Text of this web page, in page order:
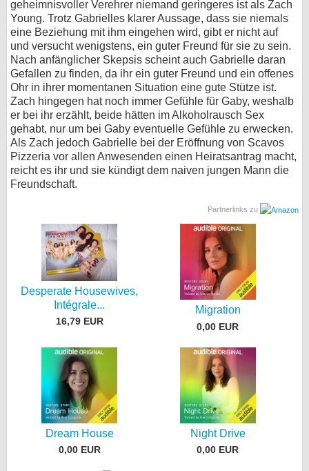
geheimnisvoller Verehrer niemand geringeres ist als Zach
Young. Trotz Gabrielles klarer Aussage, dass sie niemals
eine Beziehung mit ihm eingehen wird, gibt er nicht auf
und versucht wenigstens, ein guter Freund für sie zu sein.
Nach anfänglicher Skepsis scheint auch Gabrielle daran
Gefallen zu finden, da ihr ein guter Freund und ein offenes
Ohr in ihrer momentanen Situation eine gute Stütze ist.
Zach hingegen hat noch immer Gefühle für Gaby, weshalb
er bei ihr erzählt, beide hätten im Alkoholrausch Sex
gehabt, nur um bei Gaby eventuelle Gefühle zu erwecken.
Als Zach jedoch Gabrielle bei der Eröffnung von Scavos
Pizzeria vor allen Anwesenden einen Heiratsantrag macht,
reicht es ihr und sie kündigt dem naiven jungen Mann die
Freundschaft.
Partnerlinks zu
Desperate Housewives,
Intégrale...
16,79 EUR
Migration
0,00 EUR
Dream House
0,00 EUR
Night Drive
0,00 EUR